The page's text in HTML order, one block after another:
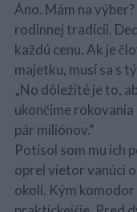
Áno. Mám na
rodinnej tradícii.
každú cenu. Ak je
majetku, musí sa s
„No dôležité je to,
ukončíme
pár miliónov.“
Potisol som mu ich
oprel vietor vanúci
okolí. Kým